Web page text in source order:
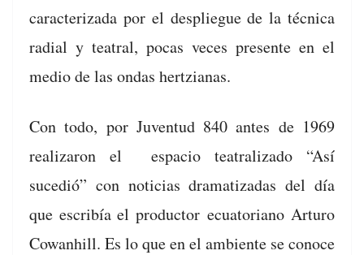
car­ac­ter­i­za­da por el despliegue de la téc­ni­ca
radi­al y teatral, pocas veces pre­sente en el
medio de las ondas hertzianas.
Con todo, por Juven­tud 840 antes de 1969
realizaron el espa­cio teatral­iza­do “Así
sucedió” con noti­cias drama­ti­zadas del día
que escribía el pro­duc­tor ecu­a­to­ri­ano Arturo
Cow­an­hill. Es lo que en el ambi­ente se conoce